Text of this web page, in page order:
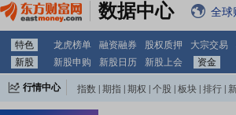
数据中心 全球
特色 龙虎榜单 融资融券 股权质押 大宗交易
新股
新股申购 新股日历 新股上会 资金
行情中心 指数 期指 期权 个股 板块 排行